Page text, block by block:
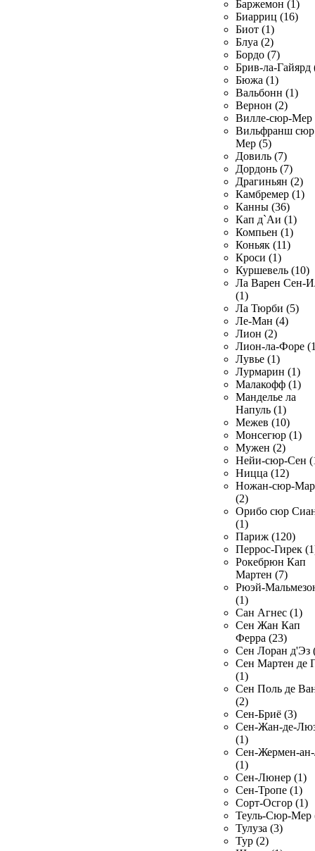
Баржемон (1)
Биарриц (16)
Биот (1)
Блуа (2)
Бордо (7)
Брив-ла-Гайярд
Бюжа (1)
Вальбонн (1)
Вернон (2)
Вилле-сюр-Мер
Вильфранш сюр
Мер (5)
Довиль (7)
Дордонь (7)
Драгиньян (2)
Камбремер (1)
Канны (36)
Кап д`Аи (1)
Компьен (1)
Коньяк (11)
Кроси (1)
Куршевель (10)
Ла Варен Сен-
(1)
Ла Тюрби (5)
Ле-Ман (4)
Лион (2)
Лион-ла-Форе
Лувье (1)
Лурмарин (1)
Малакофф (1)
Манделье ла
Напуль (1)
Межев (10)
Монсегюр (1)
Мужен (2)
Нейи-сюр-Сен
Ницца (12)
Ножан-сюр-
(2)
Орибо сюр
(1)
Париж (120)
Перрос-Гирек
Рокебрюн Кап
Мартен (7)
Рюэй-
(1)
Сан Агнес (1)
Сен Жан Кап
Ферра (23)
Сен Лоран д'Эз
Сен Мартен де
(1)
Сен Поль де
(2)
Сен-Бриё (3)
Сен-Жан-де-
(1)
Сен-Жермен-
(1)
Сен-Люнер (1)
Сен-Тропе (1)
Сорт-Осгор (1)
Теуль-Сюр-Мер
Тулуза (3)
Тур (2)